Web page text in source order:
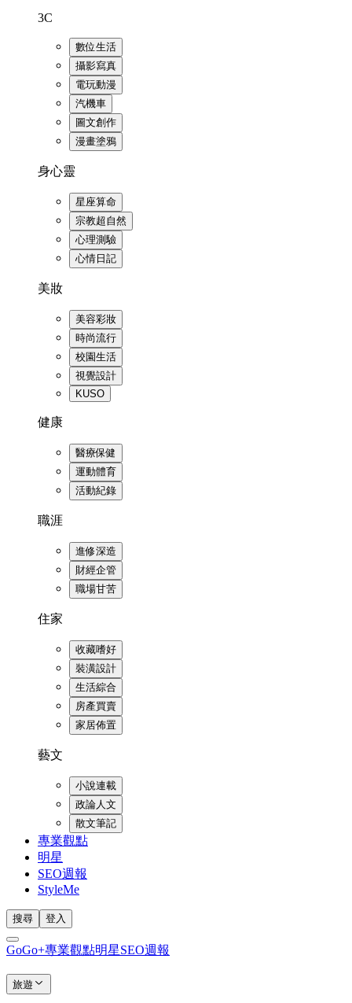
3C
數位生活
攝影寫真
電玩動漫
汽機車
圖文創作
漫畫塗鴉
身心靈
星座算命
宗教超自然
心理測驗
心情日記
美妝
美容彩妝
時尚流行
校園生活
視覺設計
KUSO
健康
醫療保健
運動體育
活動紀錄
職涯
進修深造
財經企管
職場甘苦
住家
收藏嗜好
裝潢設計
生活綜合
房產買賣
家居佈置
藝文
小說連載
政論人文
散文筆記
專業觀點
明星
SEO週報
StyleMe
搜尋 登入
GoGo+專業觀點明星SEO週報
旅遊